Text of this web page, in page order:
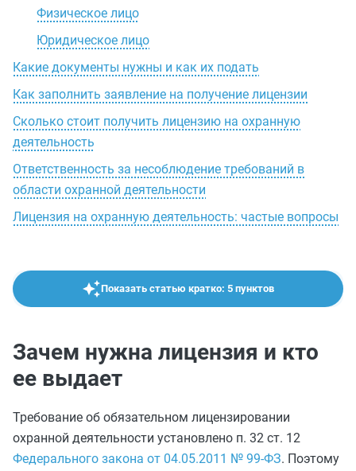
Физическое лицо
Юридическое лицо
Какие документы нужны и как их подать
Как заполнить заявление на получение лицензии
Сколько стоит получить лицензию на охранную
деятельность
Ответственность за несоблюдение требований в
области охранной деятельности
Лицензия на охранную деятельность: частые вопросы
Показать статью кратко: 5 пунктов
Зачем нужна лицензия и кто
ее выдает
Требование об обязательном лицензировании
охранной деятельности установлено п. 32 ст. 12
Федерального закона от 04.05.2011 № 99-ФЗ. Поэтому